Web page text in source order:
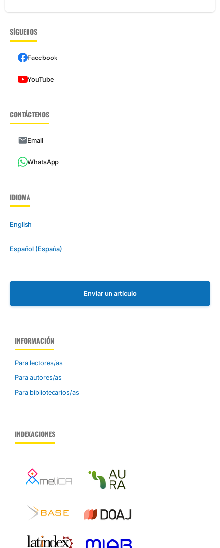
SÍGUENOS
Facebook
YouTube
CONTÁCTENOS
Email
WhatsApp
IDIOMA
English
Español (España)
Enviar un artículo
INFORMACIÓN
Para lectores/as
Para autores/as
Para bibliotecarios/as
INDEXACIONES